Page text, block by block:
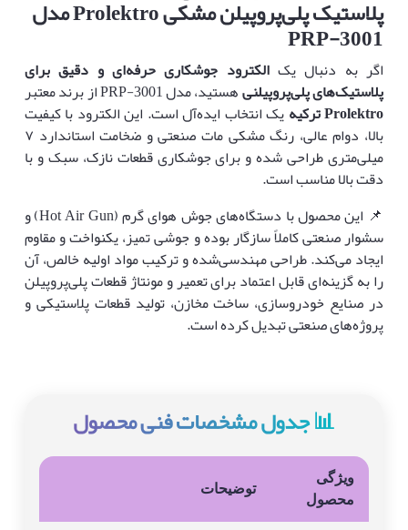
پلاستیک پلی‌پروپیلن مشکی مدل
PRP-3001
اگر به دنبال یکالکترود جوشکاری حرفه‌ای و دقیق برای
پلاستیک‌های پلی‌پروپیلنیهستید، مدل PRP-3001 از برند معتبر
Prolektroترکیهیک انتخاب ایده‌آل است. این الکترود با کیفیت
بالا، دوام عالی، رنگ مشکی مات صنعتی و ضخامت استاندارد ۷
میلی‌متری طراحی شده و برای جوشکاری قطعات نازک، سبک و با
دقت بالا مناسب است.
📌 این محصول با دستگاه‌های جوش هوای گرم (Hot Air Gun) و
سشوار صنعتی کاملاً سازگار بوده و جوشی تمیز، یکنواخت و مقاوم
ایجاد می‌کند. طراحی مهندسی‌شده و ترکیب مواد اولیه خالص، آن
را به گزینه‌ای قابل اعتماد برای تعمیر و مونتاژ قطعات پلی‌پروپیلن
در صنایع خودروسازی، ساخت مخازن، تولید قطعات پلاستیکی و
پروژه‌های صنعتی تبدیل کرده است.
📊 جدول مشخصات فنی محصول
ویژگی
محصول
توضیحات